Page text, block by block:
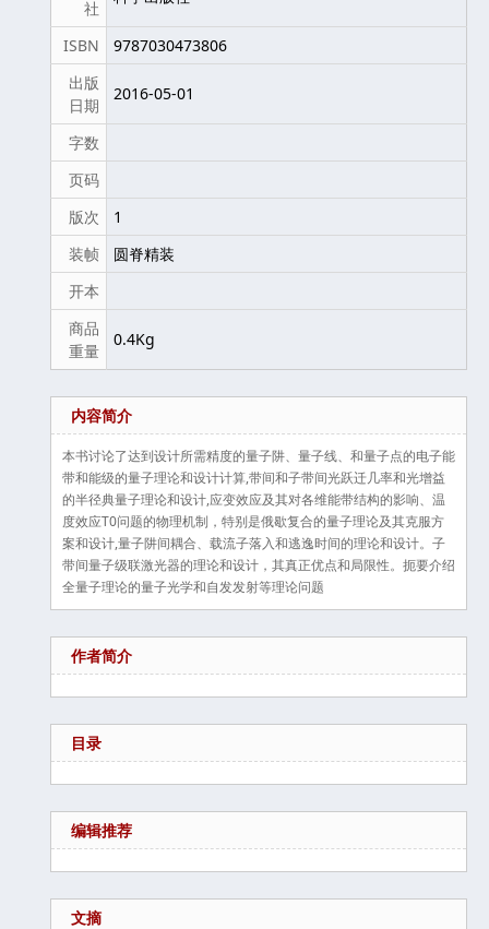
社
ISBN
9787030473806
出版
日期
2016-05-01
字数
页码
版次
1
装帧
圆脊精装
开本
商品
重量
0.4Kg
内容简介
本书讨论了达到设计所需精度的量子阱、量子线、和量子点的电子能
带和能级的量子理论和设计计算,带间和子带间光跃迁几率和光增益
的半径典量子理论和设计,应变效应及其对各维能带结构的影响、温
度效应T0问题的物理机制，特别是俄歇复合的量子理论及其克服方
案和设计,量子阱间耦合、载流子落入和逃逸时间的理论和设计。子
带间量子级联激光器的理论和设计，其真正优点和局限性。扼要介绍
全量子理论的量子光学和自发发射等理论问题
作者简介
目录
编辑推荐
文摘